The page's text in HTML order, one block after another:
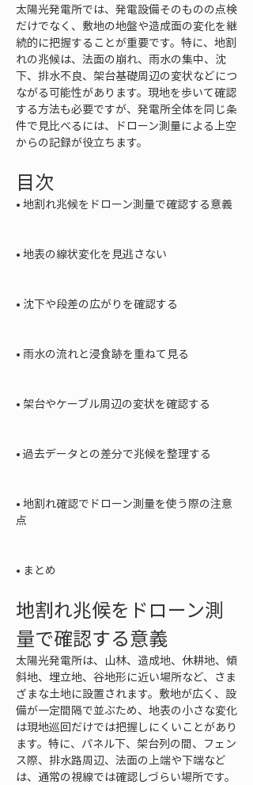
太陽光発電所では、発電設備そのものの点検
だけでなく、敷地の地盤や造成面の変化を継
続的に把握することが重要です。特に、地割
れの兆候は、法面の崩れ、雨水の集中、沈
下、排水不良、架台基礎周辺の変状などにつ
ながる可能性があります。現地を歩いて確認
する方法も必要ですが、発電所全体を同じ条
件で見比べるには、ドローン測量による上空
からの記録が役立ちます。
目次
• 地割れ兆候をドローン測量で確認する意義
• 地表の線状変化を見逃さない
• 沈下や段差の広がりを確認する
• 雨水の流れと浸食跡を重ねて見る
• 架台やケーブル周辺の変状を確認する
• 過去データとの差分で兆候を整理する
• 地割れ確認でドローン測量を使う際の注意
点
• まとめ
地割れ兆候をドローン測
量で確認する意義
太陽光発電所は、山林、造成地、休耕地、傾
斜地、埋立地、谷地形に近い場所など、さま
ざまな土地に設置されます。敷地が広く、設
備が一定間隔で並ぶため、地表の小さな変化
は現地巡回だけでは把握しにくいことがあり
ます。特に、パネル下、架台列の間、フェン
ス際、排水路周辺、法面の上端や下端など
は、通常の視線では確認しづらい場所です。